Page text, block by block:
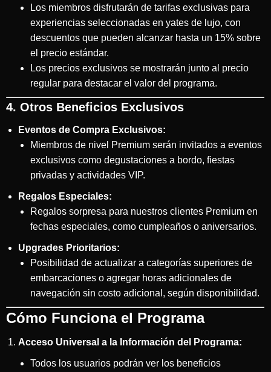
Los miembros disfrutarán de tarifas exclusivas para
experiencias seleccionadas en yates de lujo, con
descuentos que pueden alcanzar hasta un 15% sobre
el precio estándar.
Los precios exclusivos se mostrarán junto al precio
regular para destacar el valor del programa.
4. Otros Beneficios Exclusivos
Eventos de Compra Exclusivos:
Miembros de nivel Premium serán invitados a eventos
exclusivos como degustaciones a bordo, fiestas
privadas y actividades VIP.
Regalos Especiales:
Regalos sorpresa para nuestros clientes Premium en
fechas especiales, como cumpleaños o aniversarios.
Upgrades Prioritarios:
Posibilidad de actualizar a categorías superiores de
embarcaciones o agregar horas adicionales de
navegación sin costo adicional, según disponibilidad.
Cómo Funciona el Programa
Acceso Universal a la Información del Programa:
Todos los usuarios podrán ver los beneficios